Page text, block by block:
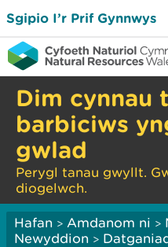
Sgipio I’r Prif Gynnwys
Dim cynnau
barbiciws
gwlad
Perygl tanau gwyllt.
diogelwch.
Hafan > Amdanom ni >
Newyddion >